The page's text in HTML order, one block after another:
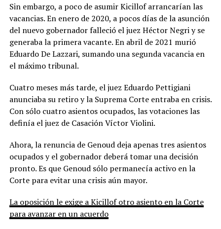
Sin embargo, a poco de asumir Kicillof arrancarían las
vacancias. En enero de 2020, a pocos días de la asunción
del nuevo gobernador falleció el juez Héctor Negri y se
generaba la primera vacante. En abril de 2021 murió
Eduardo De Lazzari, sumando una segunda vacancia en
el máximo tribunal.
Cuatro meses más tarde, el juez Eduardo Pettigiani
anunciaba su retiro y la Suprema Corte entraba en crisis.
Con sólo cuatro asientos ocupados, las votaciones las
definía el juez de Casación Víctor Violini.
Ahora, la renuncia de Genoud deja apenas tres asientos
ocupados y el gobernador deberá tomar una decisión
pronto. Es que Genoud sólo permanecía activo en la
Corte para evitar una crisis aún mayor.
La oposición le exige a Kicillof otro asiento en la Corte
para avanzar en un acuerdo